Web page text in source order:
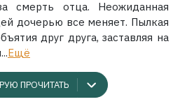
смерть отца. Неожиданная
дочерью все меняет. Пылкая
друг друга, заставляя на
Ещё
ПРОЧИТАТЬ